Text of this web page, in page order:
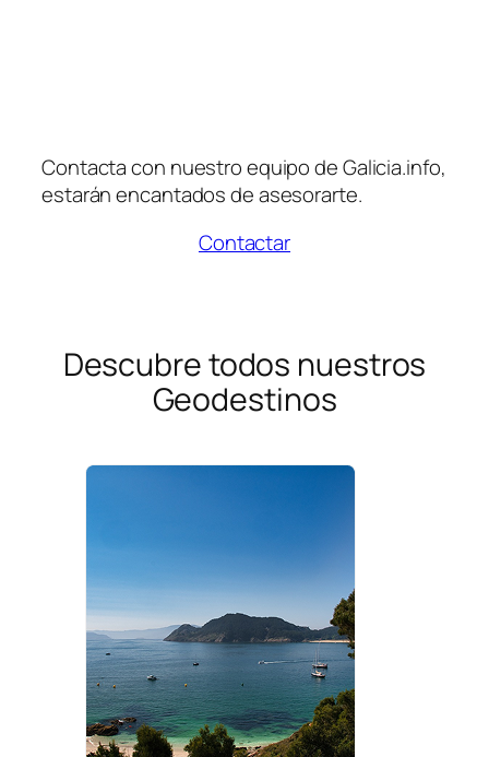
Contacta con nuestro equipo de Galicia.info,
estarán encantados de asesorarte.
Contactar
Descubre todos nuestros
Geodestinos